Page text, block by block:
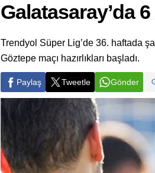
Galatasaray’da
Trendyol Süper Lig’de 36. haftada
Göztepe maçı hazırlıkları başladı.
Paylaş Tweetle Gönder